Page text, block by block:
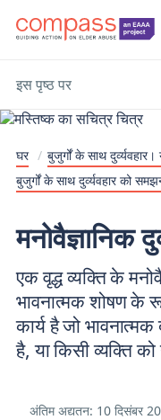
घर / बुजुर्गों के साथ
बुजुर्गों के साथ दुर्व्यवहार को
मनोवैज्ञानिक
एक वृद्ध व्यक्ति के
भावनात्मक शोषण के
कार्य है जो
है, या किसी व्यक्ति को
अंतिम अद्यतन: 10 दिसंबर
इस पृष्ठ पर